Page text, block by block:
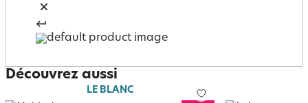
Découvrez aussi
LE BLANC